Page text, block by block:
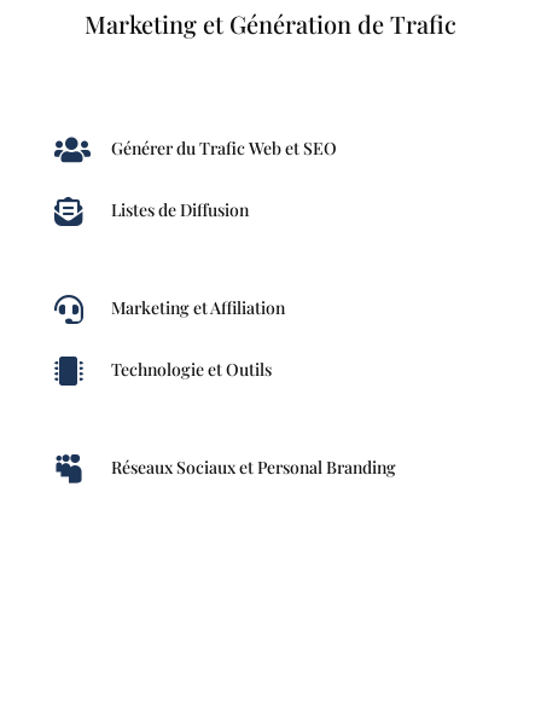
Marketing et Génération de Trafic
 Générer du Trafic Web et SEO
 Listes de Diffusion
 Marketing et Affiliation
 Technologie et Outils
 Réseaux Sociaux et Personal Branding